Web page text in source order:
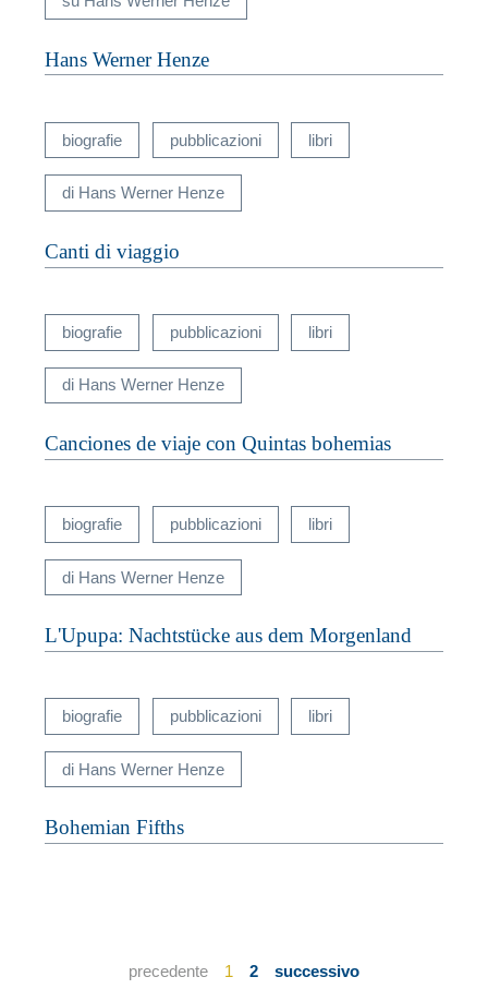
Hans Werner Henze
biografie pubblicazioni libri
di Hans Werner Henze
Canti di viaggio
biografie pubblicazioni libri
di Hans Werner Henze
Canciones de viaje con Quintas bohemias
biografie pubblicazioni libri
di Hans Werner Henze
L'Upupa: Nachtstücke aus dem Morgenland
biografie pubblicazioni libri
di Hans Werner Henze
Bohemian Fifths
precedente 1 2 successivo